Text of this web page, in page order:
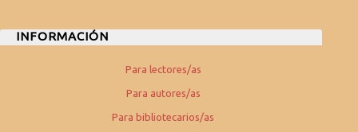
INFORMACIÓN
Para lectores/as
Para autores/as
Para bibliotecarios/as